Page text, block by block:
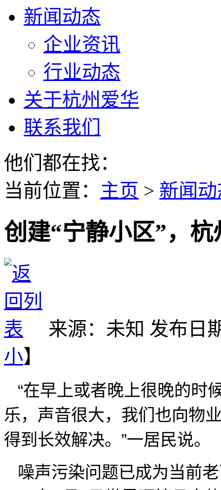
新闻动态
企业资讯
行业动态
关于杭州爱华
联系我们
他们都在找：
当前位置 ： 主页 > 新闻
创建“宁静小区”，
来源：未知 发布日
小】
“在早上或者晚上很晚的时
乐，声音很大，我们也向物
得到长效解决。”一居民说。
噪声污染问题已成为当前